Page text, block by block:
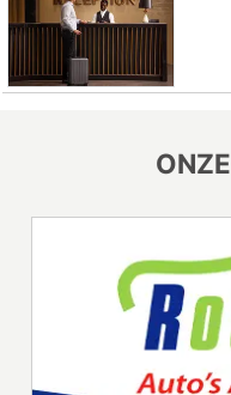
ONZE